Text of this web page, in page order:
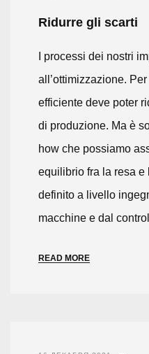
Ridurre gli scarti
I processi dei nostri
all’ottimizzazione.
efficiente deve poter
di produzione. Ma è
how che possiamo
equilibrio fra la resa e
definito a livello
macchine e dal
READ MORE